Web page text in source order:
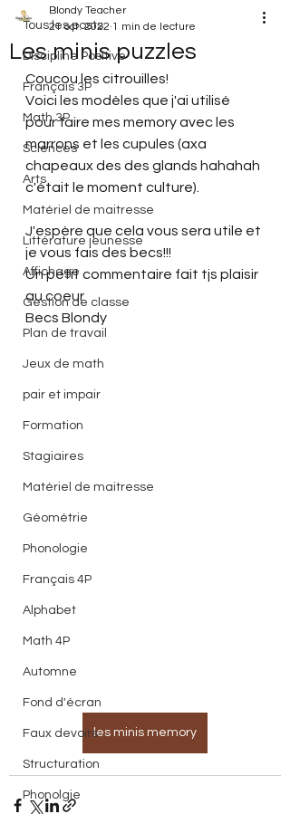
Tous les posts
Discipline Positive
Français 3P
Math 3P
Sciences
Arts
Matériel de maitresse
Littérature jeunesse
Affichage
Gestion de classe
Plan de travail
Jeux de math
pair et impair
Formation
Stagiaires
Matériel de maitresse
Géométrie
Phonologie
Français 4P
Alphabet
Math 4P
Automne
Fond d'écran
Faux devoirs
Structuration
Phonolgie
Les minis puzzles
Blondy Teacher
21 oct. 2022 1 min de lecture
Coucou les citrouilles!
Voici les modèles que j'ai utilisé
pour faire mes memory avec les
marrons et les cupules (axa
chapeaux des des glands hahahah
c'était le moment culture).
J'espère que cela vous sera utile et
je vous fais des becs!!!
Un petit commentaire fait tjs plaisir
au coeur
Becs Blondy
les minis memory